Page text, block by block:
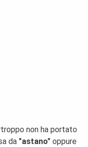
non ha portato
da "astano" oppure